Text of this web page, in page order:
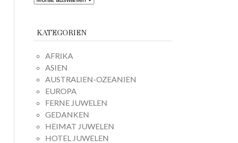
KATEGORIEN
AFRIKA
ASIEN
AUSTRALIEN-OZEANIEN
EUROPA
FERNE JUWELEN
GEDANKEN
HEIMAT JUWELEN
HOTEL JUWELEN